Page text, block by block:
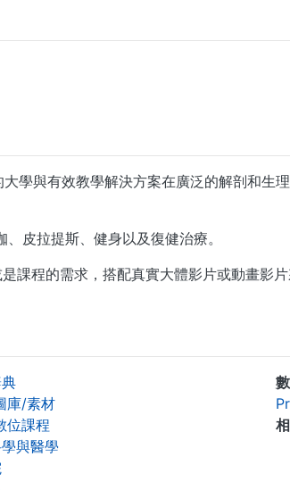
學與有效教學解決方案在廣泛的解剖和生
皮拉提斯、健身以及復健治療。
課程的需求，搭配真實大體影片或動畫影
庫/素材
位課程
與醫學